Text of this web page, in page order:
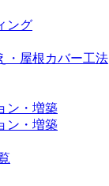
ング
・屋根カバー工法
ン・増築
ン・増築